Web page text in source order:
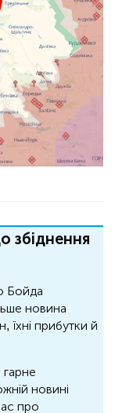
збіднення
Бойда
новина
їхні прибутки й
новині
про